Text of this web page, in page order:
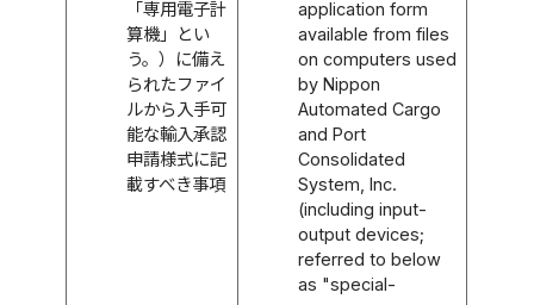
「専用電子計
算機」とい
う。）に備え
られたファイ
ルから入手可
能な輸入承認
申請様式に記
載すべき事項
application form
available from files
on computers used
by Nippon
Automated Cargo
and Port
Consolidated
System, Inc.
(including input-
output devices;
referred to below
as "special-